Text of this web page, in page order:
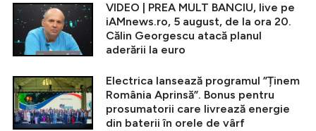
VIDEO | PREA MULT BANCIU, live pe
iAMnews.ro, 5 august, de la ora 20.
Călin Georgescu atacă planul
aderării la euro
Electrica lansează programul ”Ținem
România Aprinsă”. Bonus pentru
prosumatorii care livrează energie
din baterii în orele de vârf